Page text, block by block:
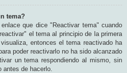
tema?
que dice "Reactivar tema" cuando
el tema al principio de la primera
entonces el tema reactivado ha
poder reactivarlo no ha sido alcanzado
un tema respondiendo al mismo, sin
antes de hacerlo.